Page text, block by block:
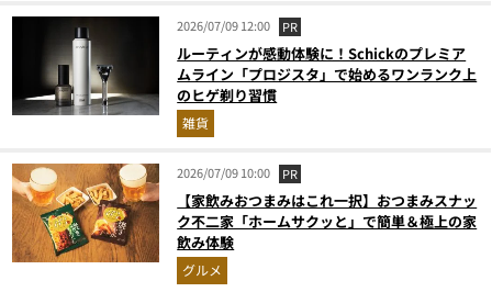
2026/07/09 12:00 PR
ルーティンが感動体験に！Schickのプレミア
ムライン「プロジスタ」で始めるワンランク上
のヒゲ剃り習慣
雑貨
2026/07/09 10:00 PR
【家飲みおつまみはこれ一択】おつまみスナッ
ク不二家「ホームサクッと」で簡単＆極上の家
飲み体験
グルメ